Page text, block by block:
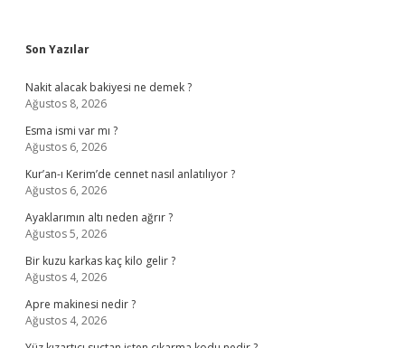
Sidebar
Son Yazılar
Nakit alacak bakiyesi ne demek ?
Ağustos 8, 2026
Esma ismi var mı ?
Ağustos 6, 2026
Kur’an-ı Kerim’de cennet nasıl anlatılıyor ?
Ağustos 6, 2026
Ayaklarımın altı neden ağrır ?
Ağustos 5, 2026
Bir kuzu karkas kaç kilo gelir ?
Ağustos 4, 2026
Apre makinesi nedir ?
Ağustos 4, 2026